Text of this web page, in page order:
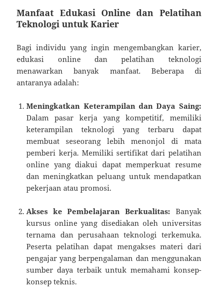
Manfaat Edukasi Online dan Pelatihan
Teknologi untuk Karier
Bagi individu yang ingin mengembangkan karier,
edukasi online dan pelatihan teknologi
menawarkan banyak manfaat. Beberapa di
antaranya adalah:
Meningkatkan Keterampilan dan Daya Saing:
Dalam pasar kerja yang kompetitif, memiliki
keterampilan teknologi yang terbaru dapat
membuat seseorang lebih menonjol di mata
pemberi kerja. Memiliki sertifikat dari pelatihan
online yang diakui dapat memperkuat resume
dan meningkatkan peluang untuk mendapatkan
pekerjaan atau promosi.
Akses ke Pembelajaran Berkualitas: Banyak
kursus online yang disediakan oleh universitas
ternama dan perusahaan teknologi terkemuka.
Peserta pelatihan dapat mengakses materi dari
pengajar yang berpengalaman dan menggunakan
sumber daya terbaik untuk memahami konsep-
konsep teknis.